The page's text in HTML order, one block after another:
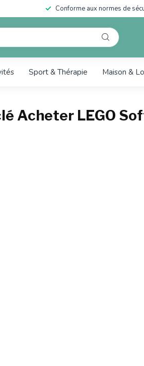
Conforme aux normes de
Sport & Thérapie Maison &
Acheter LEGO